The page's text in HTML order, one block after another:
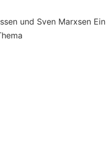
und Sven Marxsen Ein